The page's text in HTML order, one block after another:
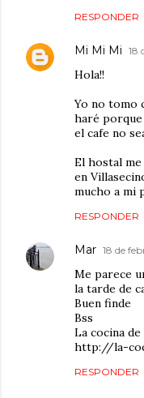
RESPONDER
Mi Mi Mi 18
Hola!!
Yo no tomo
haré porque
el cafe no
El hostal
en
mucho a mi
RESPONDER
Mar 18 de
Me parece
la tarde de
Buen finde
Bss
La cocina
http://la-
RESPONDER